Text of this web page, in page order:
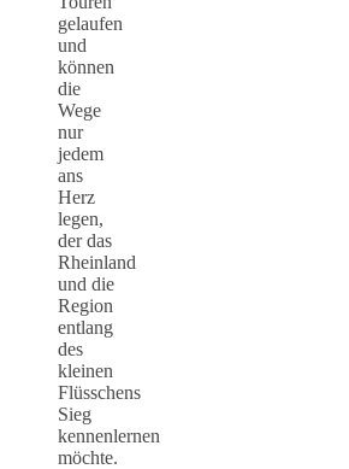
gelaufen
und
können
die
Wege
nur
jedem
ans
Herz
legen,
der das
Rheinland
und die
Region
entlang
des
kleinen
Flüsschens
Sieg
kennenlernen
möchte.